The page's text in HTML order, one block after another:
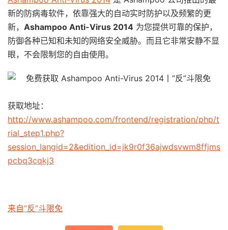
新的防病毒软件，依靠强大的自动实时防护以及频繁的更
新， Ashampoo Anti-Virus 2014 为您提供可靠的保护，
防御各种已知和未知的网络安全威胁。而且它非常安静不显
眼，不会限制您的自由使用。
获取地址：
http://www.ashampoo.com/frontend/registration/php/t
rial_step1.php?
session_langid=2&edition_id=jk9r0f36ajwdsvwm8ffjms
pcbq3cqkj3
来自“反”斗限免